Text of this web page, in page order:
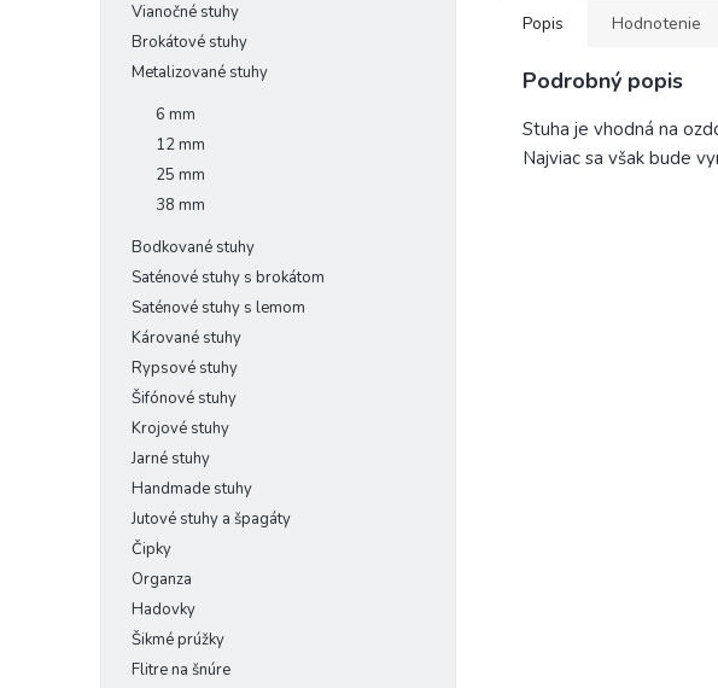
Vianočné stuhy
Brokátové stuhy
Metalizované stuhy
6 mm
12 mm
25 mm
38 mm
Bodkované stuhy
Saténové stuhy s brokátom
Saténové stuhy s lemom
Kárované stuhy
Rypsové stuhy
Šifónové stuhy
Krojové stuhy
Jarné stuhy
Handmade stuhy
Jutové stuhy a špagáty
Čipky
Organza
Hadovky
Šikmé prúžky
Flitre na šnúre
Popis Hodnotenie
Podrobný popis
Stuha je vhodná na
Najviac sa však bude